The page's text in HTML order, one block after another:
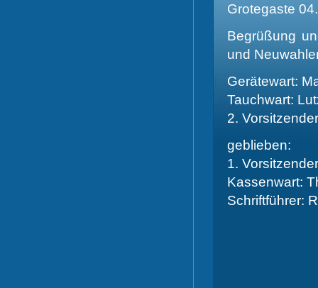
Grotegaste
Begrüßung
und
Gerätewart:
Tauchwart:
2.
geblieben:
1.
Kassenwart:
Schriftführer: